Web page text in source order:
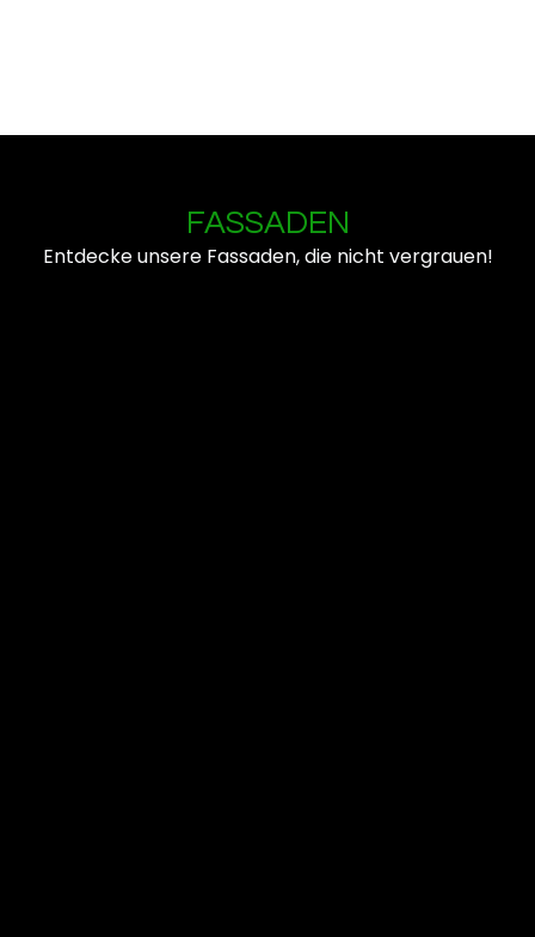
FASSADEN
Entdecke unsere Fassaden, die nicht vergrauen!